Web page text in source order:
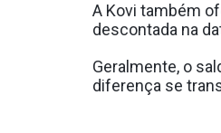
A Kovi também
descontada na
Geralmente, o
diferença se